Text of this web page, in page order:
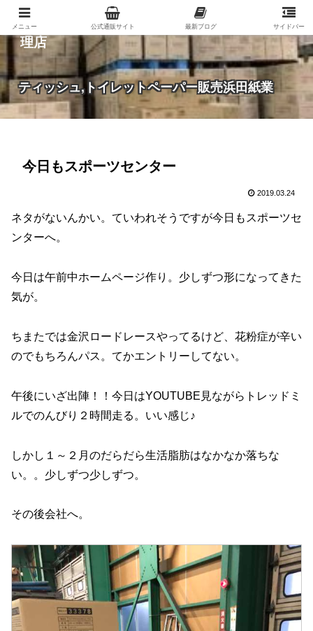
紙（家庭紙・包装紙・印刷用紙など）の総合代
理店
ティッシュ,トイレットペーパー販売浜田紙業
今日もスポーツセンター
2019.03.24
ネタがないんかい。ていわれそうですが今日もスポーツセ
ンターへ。
今日は午前中ホームページ作り。少しずつ形になってきた
気が。
ちまたでは金沢ロードレースやってるけど、花粉症が辛い
のでもちろんパス。てかエントリーしてない。
午後にいざ出陣！！今日はYOUTUBE見ながらトレッドミ
ルでのんびり２時間走る。いい感じ♪
しかし１～２月のだらだら生活脂肪はなかなか落ちな
い。。少しずつ少しずつ。
その後会社へ。
メニュー 公式通販サイト 最新ブログ サイドバー